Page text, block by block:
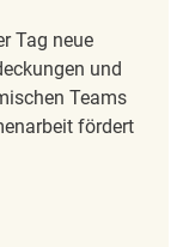
Tag neue
und
Teams
fördert